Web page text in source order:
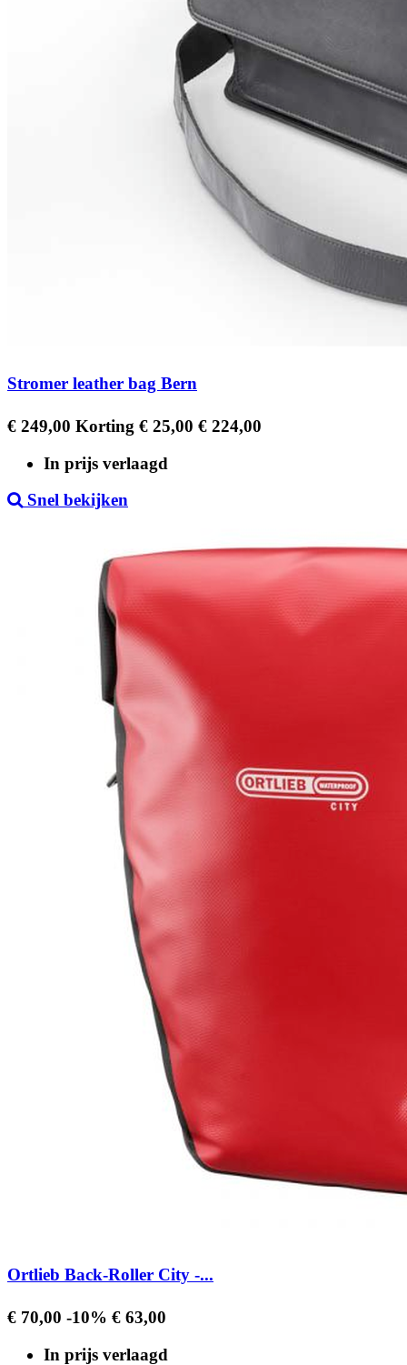
Stromer leather bag Bern
Regular
€ 249,00 Korting € 25,00 Prijs
€ 224,00
In prijs verlaagd
Snel bekijken
Ortlieb Back-Roller City -...
Regular
€ 70,00 -10% Prijs
€ 63,00
In prijs verlaagd